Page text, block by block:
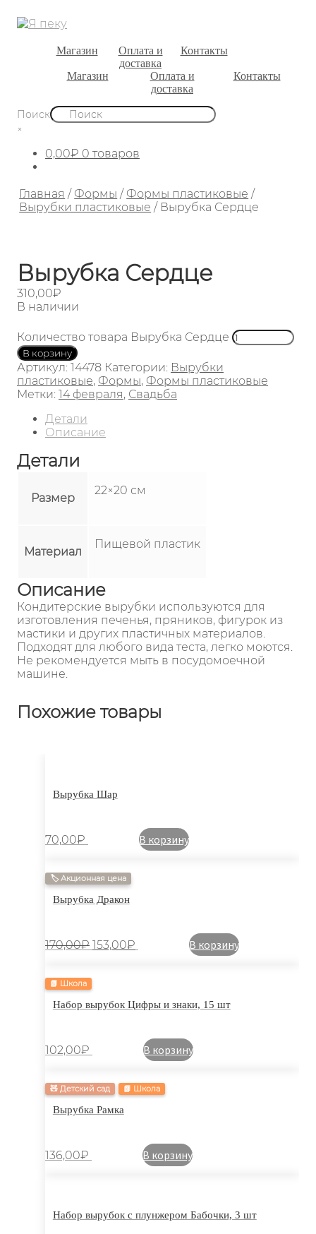
Магазин
Оплата и
доставка
Контакты
Магазин
Оплата и
доставка
Контакты
Поиск
×
0,00₽ 0 товаров
Главная / Формы / Формы пластиковые /
Вырубки пластиковые / Вырубка Сердце
Вырубка Сердце
310,00₽
В наличии
Количество товара Вырубка Сердце
В корзину
Артикул: 14478 Категории: Вырубки
пластиковые, Формы, Формы пластиковые
Метки: 14 февраля, Свадьба
Детали
Описание
Детали
Размер
22×20 см
Материал
Пищевой пластик
Описание
Кондитерские вырубки используются для
изготовления печенья, пряников, фигурок из
мастики и других пластичных материалов.
Подходят для любого вида теста, легко моются.
Не рекомендуется мыть в посудомоечной
машине.
Похожие товары
Вырубка Шар
70,00₽ В корзину
🏷 Акционная цена
Вырубка Дракон
170,00₽ 153,00₽ В корзину
📗 Школа
Набор вырубок Цифры и знаки, 15 шт
102,00₽ В корзину
🧸 Детский сад 📗 Школа
Вырубка Рамка
136,00₽ В корзину
Набор вырубок с плунжером Бабочки, 3 шт